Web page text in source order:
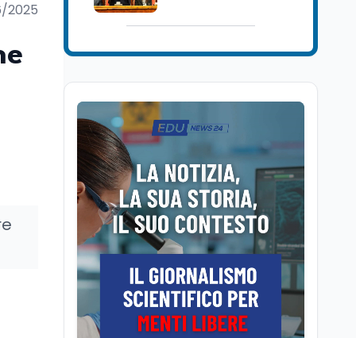
2025
Mondo8 ago
europea in memoria
dei minatori morti a
Marcinelle nel 1956
Università statali, il
Fondo ordinario 2026
sale a 9,415 miliardi, c'è
la firma della ministra
Bernini sul decreto
Tecnologia8 ago
Il cloaking selettivo di
Time: ads invisibili solo
per i chatbot AI
Mondo8 ago
14enne era bullizzato: la